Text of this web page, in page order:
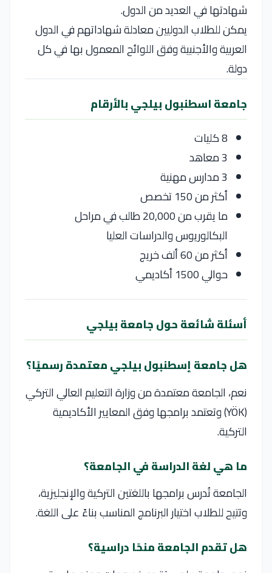
شهادتها في العديد من الدول.
يمكن للطلاب الدوليين معادلة شهاداتهم في الدول
العربية والأجنبية وفق اللوائح المعمول بها في كل
دولة.
جامعة اسطنبول بيلجي بالأرقام
8 كليات
3 معاهد
3 مدارس مهنية
أكثر من 150 تخصص
ما يقرب من 20,000 طالب في مراحل
البكالوريوس والدراسات العليا
أكثر من 60 ألف خريج
حوالي 1500 أكاديمي
أسئلة شائعة حول جامعة بيلجي
هل جامعة إسطنبول بيلجي معتمدة رسميًا؟
نعم، الجامعة معتمدة من وزارة التعليم العالي التركي
(YÖK) وتعتمد برامجها وفق المعايير الأكاديمية
التركية.
ما هي لغة الدراسة في الجامعة؟
الجامعة تُدرس برامجها باللغتين التركية والإنجليزية،
وتتيح للطلاب اختيار البرنامج المناسب بناءً على اللغة.
هل تقدم الجامعة منحًا دراسية؟